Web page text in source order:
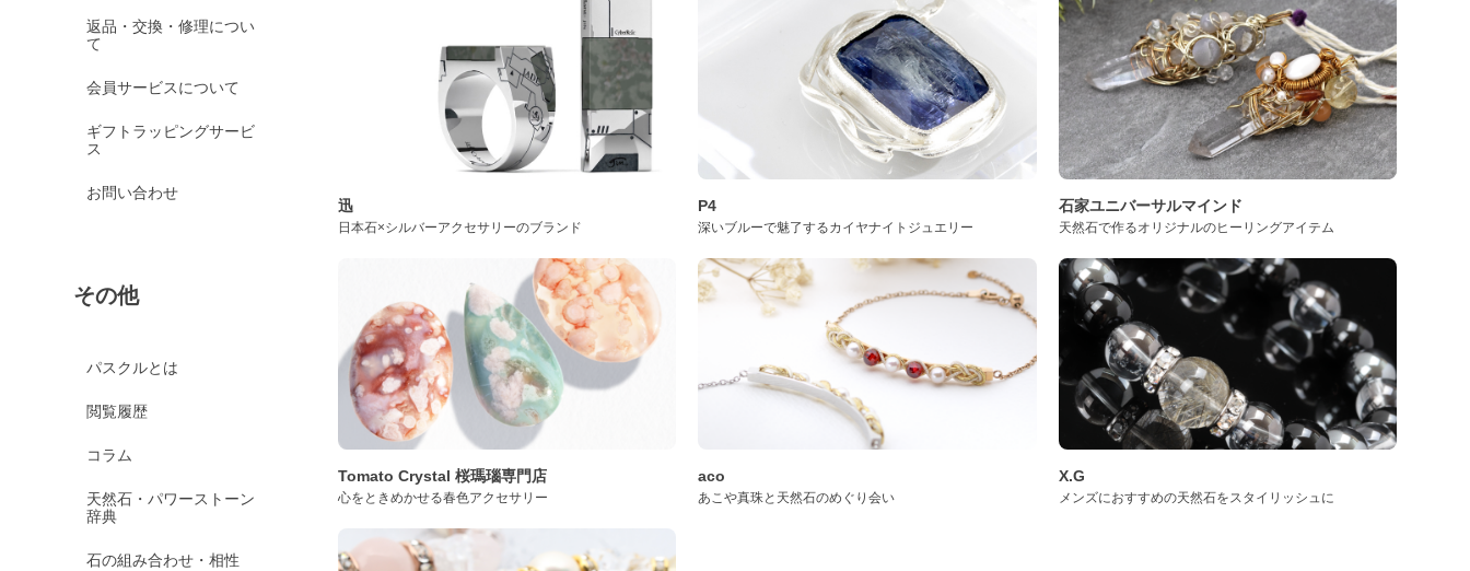
返品・交換・修理につい
て
会員サービスについて
ギフトラッピングサービ
ス
お問い合わせ
その他
パスクルとは
閲覧履歴
コラム
天然石・パワーストーン
辞典
石の組み合わせ・相性
迅
日本石×シルバーアクセサリーのブランド
P4
深いブルーで魅了するカイヤナイトジュエリー
石家ユニバーサルマインド
天然石で作るオリジナルのヒーリングアイテム
Tomato Crystal 桜瑪瑙専門店
心をときめかせる春色アクセサリー
aco
あこや真珠と天然石のめぐり会い
X.G
メンズにおすすめの天然石をスタイリッシュに